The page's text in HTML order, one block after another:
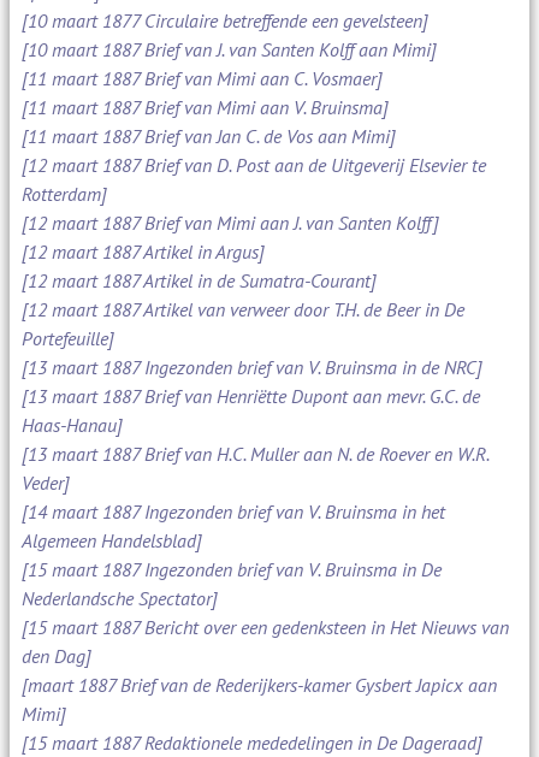
[10 maart 1877 Circulaire betreffende een gevelsteen]
[10 maart 1887 Brief van J. van Santen Kolff aan Mimi]
[11 maart 1887 Brief van Mimi aan C. Vosmaer]
[11 maart 1887 Brief van Mimi aan V. Bruinsma]
[11 maart 1887 Brief van Jan C. de Vos aan Mimi]
[12 maart 1887 Brief van D. Post aan de Uitgeverij Elsevier te
Rotterdam]
[12 maart 1887 Brief van Mimi aan J. van Santen Kolff]
[12 maart 1887 Artikel in Argus]
[12 maart 1887 Artikel in de Sumatra-Courant]
[12 maart 1887 Artikel van verweer door T.H. de Beer in De
Portefeuille]
[13 maart 1887 Ingezonden brief van V. Bruinsma in de NRC]
[13 maart 1887 Brief van Henriëtte Dupont aan mevr. G.C. de
Haas-Hanau]
[13 maart 1887 Brief van H.C. Muller aan N. de Roever en W.R.
Veder]
[14 maart 1887 Ingezonden brief van V. Bruinsma in het
Algemeen Handelsblad]
[15 maart 1887 Ingezonden brief van V. Bruinsma in De
Nederlandsche Spectator]
[15 maart 1887 Bericht over een gedenksteen in Het Nieuws van
den Dag]
[maart 1887 Brief van de Rederijkers-kamer Gysbert Japicx aan
Mimi]
[15 maart 1887 Redaktionele mededelingen in De Dageraad]